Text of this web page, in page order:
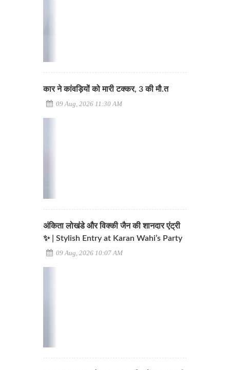
कार ने कांवड़ियों को मारी टक्कर, 3 की मौ.त
09 Aug, 2026 11:30 AM
अंकिता लोखंडे और विक्की जैन की शानदार एंट्री
✨ | Stylish Entry at Karan Wahi’s Party
09 Aug, 2026 10:07 AM